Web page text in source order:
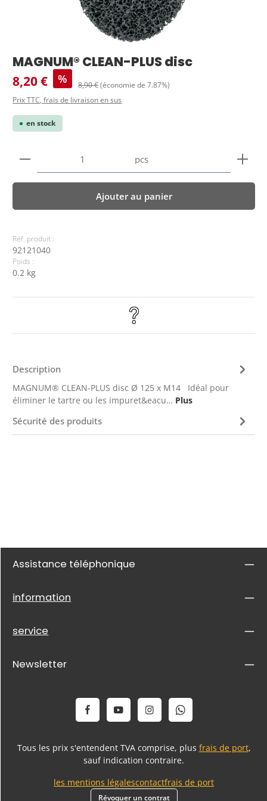
MAGNUM® CLEAN-PLUS disc
Prix de vente :
8,20 € % Prix régulier :
8,90 €(économie de 7.87%)
Prix TTC, frais de livraison en sus
en stock
Quantité de produit : Entrez la quantité
pcs
Ajouter au panier
Réf. produit :
92121040
Poids :
0.2 kg
Description
MAGNUM® CLEAN-PLUS disc Ø 125 x M14 Idéal pour
éliminer le tartre ou les impuret&eacu… Plus
Sécurité des produits
Assistance téléphonique
information
service
Newsletter
Tous les prix s'entendent TVA comprise, plus frais de port,
sauf indication contraire.
les mentions légalescontactfrais de port
Révoquer un contrat